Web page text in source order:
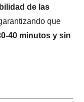
de las
que
40 minutos y sin